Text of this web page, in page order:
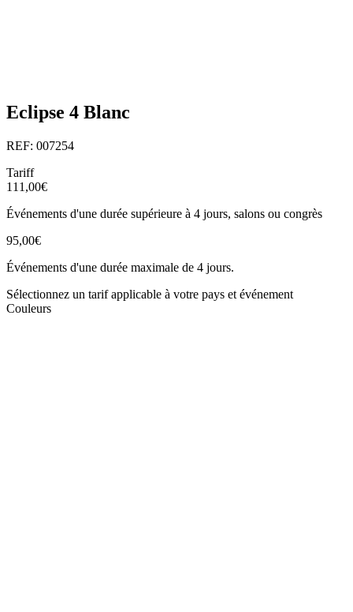
Eclipse 4 Blanc
REF: 007254
Tariff
111,00€
Événements d'une durée supérieure à 4 jours, salons ou congrès
95,00€
Événements d'une durée maximale de 4 jours.
Sélectionnez un tarif applicable à votre pays et événement
Couleurs